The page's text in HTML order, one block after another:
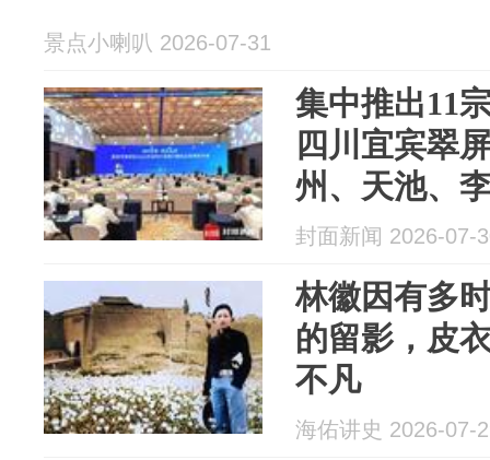
景点小喇叭 2026-07-31
集中推出11
四川宜宾翠
州、天池、
封面新闻 2026-07-
林徽因有多
的留影，皮
不凡
海佑讲史 2026-07-